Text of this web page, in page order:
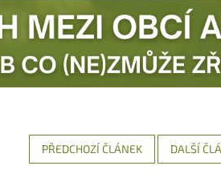
PŘEDCHOZÍ ČLÁNEK DALŠÍ